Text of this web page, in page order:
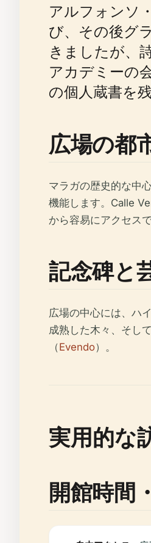
アルフォンソ
び、その後グ
きましたが、
アカデミーの
の個人蔵書を
広場の都
マラガの歴史的な中
機能します。Calle
から容易にアクセス
記念碑と
広場の中心には、ハ
成熟した木々、そし
（Evendo）。
実用的な
開館時間